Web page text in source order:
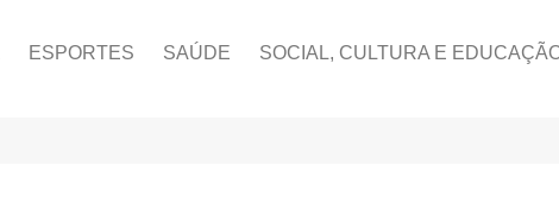
ESPORTES SAÚDE SOCIAL, CULTURA E